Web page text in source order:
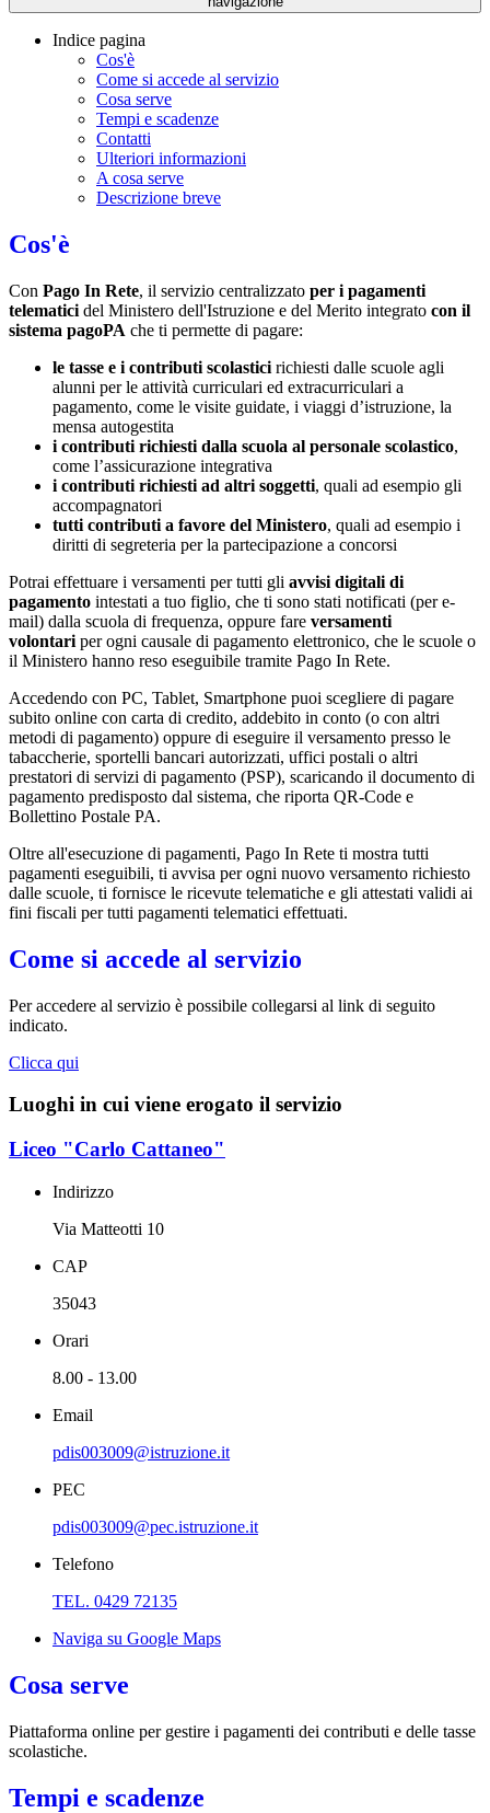
Indice pagina
Cos'è
Come si accede al servizio
Cosa serve
Tempi e scadenze
Contatti
Ulteriori informazioni
A cosa serve
Descrizione breve
Cos'è
Con Pago In Rete, il servizio centralizzato per i pagamenti
telematici del Ministero dell'Istruzione e del Merito integrato con il
sistema pagoPA che ti permette di pagare:
le tasse e i contributi scolastici richiesti dalle scuole agli
alunni per le attività curriculari ed extracurriculari a
pagamento, come le visite guidate, i viaggi d’istruzione, la
mensa autogestita
i contributi richiesti dalla scuola al personale scolastico,
come l’assicurazione integrativa
i contributi richiesti ad altri soggetti, quali ad esempio gli
accompagnatori
tutti contributi a favore del Ministero, quali ad esempio i
diritti di segreteria per la partecipazione a concorsi
Potrai effettuare i versamenti per tutti gli avvisi digitali di
pagamento intestati a tuo figlio, che ti sono stati notificati (per e-
mail) dalla scuola di frequenza, oppure fare versamenti
volontari per ogni causale di pagamento elettronico, che le scuole o
il Ministero hanno reso eseguibile tramite Pago In Rete.
Accedendo con PC, Tablet, Smartphone puoi scegliere di pagare
subito online con carta di credito, addebito in conto (o con altri
metodi di pagamento) oppure di eseguire il versamento presso le
tabaccherie, sportelli bancari autorizzati, uffici postali o altri
prestatori di servizi di pagamento (PSP), scaricando il documento di
pagamento predisposto dal sistema, che riporta QR-Code e
Bollettino Postale PA.
Oltre all'esecuzione di pagamenti, Pago In Rete ti mostra tutti
pagamenti eseguibili, ti avvisa per ogni nuovo versamento richiesto
dalle scuole, ti fornisce le ricevute telematiche e gli attestati validi ai
fini fiscali per tutti pagamenti telematici effettuati.
Come si accede al servizio
Per accedere al servizio è possibile collegarsi al link di seguito
indicato.
Clicca qui
Luoghi in cui viene erogato il servizio
Liceo "Carlo Cattaneo"
Indirizzo
Via Matteotti 10
CAP
35043
Orari
8.00 - 13.00
Email
pdis003009@istruzione.it
PEC
pdis003009@pec.istruzione.it
Telefono
TEL. 0429 72135
Naviga su Google Maps
Cosa serve
Piattaforma online per gestire i pagamenti dei contributi e delle tasse
scolastiche.
Tempi e scadenze